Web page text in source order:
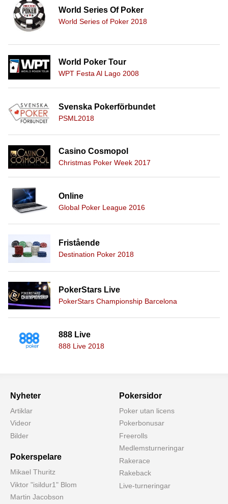
World Series Of Poker
World Series of Poker 2018
World Poker Tour
WPT Festa Al Lago 2008
Svenska Pokerförbundet
PSML2018
Casino Cosmopol
Christmas Poker Week 2017
Online
Global Poker League 2016
Fristående
Destination Poker 2018
PokerStars Live
PokerStars Championship Barcelona
888 Live
888 Live 2018
Nyheter
Artiklar
Videor
Bilder
Pokerspelare
Mikael Thuritz
Viktor "isildur1" Blom
Martin Jacobson
Pokersidor
Poker utan licens
Pokerbonusar
Freerolls
Medlemsturneringar
Rakerace
Rakeback
Live-turneringar